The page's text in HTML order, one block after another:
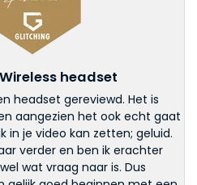
headset
headset gereviewd. Het is
aangezien het ook echt gaat
in je video kan zetten; geluid.
verder en ben ik erachter
wat vraag naar is. Dus